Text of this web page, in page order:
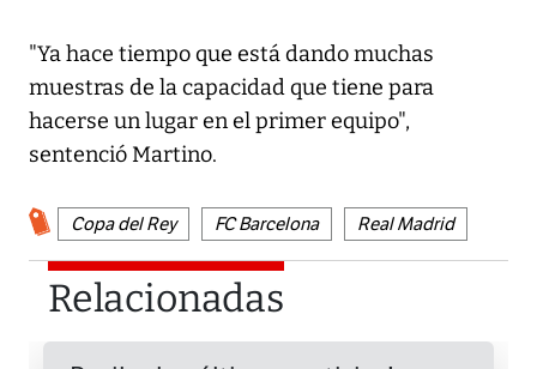
"Ya hace tiempo que está dando muchas
muestras de la capacidad que tiene para
hacerse un lugar en el primer equipo",
sentenció Martino.
Copa del Rey FC Barcelona Real Madrid
Relacionadas